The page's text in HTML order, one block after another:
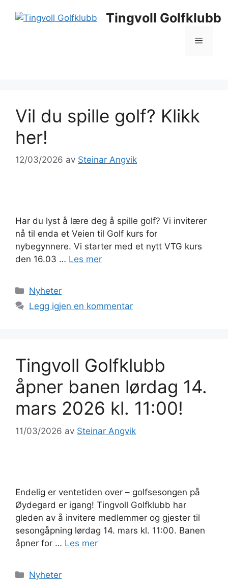
Tingvoll Golfklubb
Meny
Vil du spille golf? Klikk
her!
12/03/2026 av Steinar Angvik
Har du lyst å lære deg å spille golf? Vi inviterer
nå til enda et Veien til Golf kurs for
nybegynnere. Vi starter med et nytt VTG kurs
den 16.03 … Les mer
Kategorier
Nyheter
Legg igjen en kommentar
Tingvoll Golfklubb
åpner banen lørdag 14.
mars 2026 kl. 11:00!
11/03/2026 av Steinar Angvik
Endelig er ventetiden over – golfsesongen på
Øydegard er igang! Tingvoll Golfklubb har
gleden av å invitere medlemmer og gjester til
sesongåpning lørdag 14. mars kl. 11:00. Banen
åpner for … Les mer
Kategorier
Nyheter